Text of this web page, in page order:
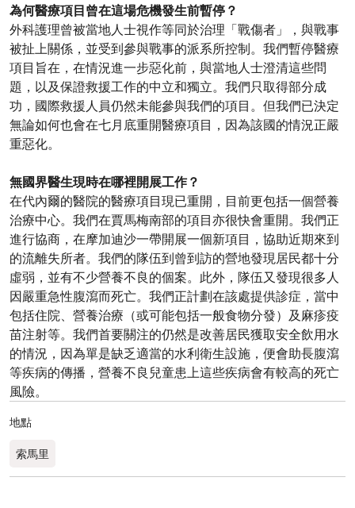
為何醫療項目曾在這場危機發生前暫停？
外科護理曾被當地人士視作等同於治理「戰傷者」，與戰事
被扯上關係，並受到參與戰事的派系所控制。我們暫停醫療
項目旨在，在情況進一步惡化前，與當地人士澄清這些問
題，以及保證救援工作的中立和獨立。我們只取得部分成
功，國際救援人員仍然未能參與我們的項目。但我們已決定
無論如何也會在七月底重開醫療項目，因為該國的情況正嚴
重惡化。
無國界醫生現時在哪裡開展工作？
在代內爾的醫院的醫療項目現已重開，目前更包括一個營養
治療中心。我們在賈馬梅南部的項目亦很快會重開。我們正
進行協商，在摩加迪沙一帶開展一個新項目，協助近期來到
的流離失所者。我們的隊伍到曾到訪的營地發現居民都十分
虛弱，並有不少營養不良的個案。此外，隊伍又發現很多人
因嚴重急性腹瀉而死亡。我們正計劃在該處提供診症，當中
包括住院、營養治療（或可能包括一般食物分發）及麻疹疫
苗注射等。我們首要關注的仍然是改善居民獲取安全飲用水
的情況，因為單是缺乏適當的水利衛生設施，便會助長腹瀉
等疾病的傳播，營養不良兒童患上這些疾病會有較高的死亡
風險。
地點
索馬里